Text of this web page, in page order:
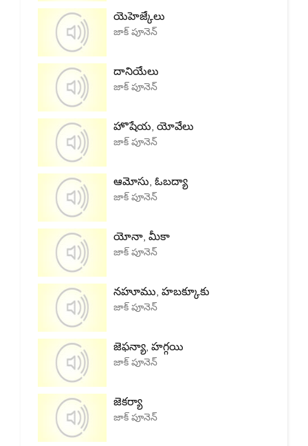
యెహెజ్కేలు
జాక్ పూనెన్
దానియేలు
జాక్ పూనెన్
హొషేయ, యోవేలు
జాక్ పూనెన్
ఆమోసు, ఓబద్యా
జాక్ పూనెన్
యోనా, మీకా
జాక్ పూనెన్
నహూము, హబక్కూకు
జాక్ పూనెన్
జెఫన్యా, హగ్గయి
జాక్ పూనెన్
జెకర్యా
జాక్ పూనెన్